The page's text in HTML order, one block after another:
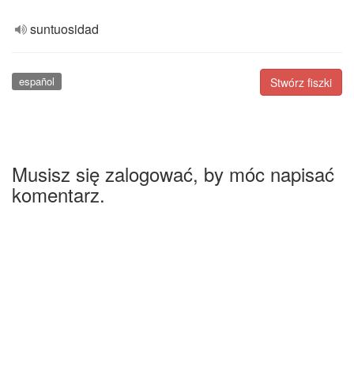
suntuosidad
Stwórz fiszki
español
Musisz się zalogować, by móc napisać
komentarz.